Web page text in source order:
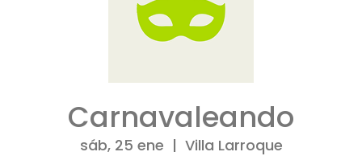
Carnavaleando
sáb, 25 ene
  |
Villa Larroque